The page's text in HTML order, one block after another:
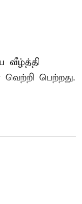
வீழ்த்தி
பெற்றது.